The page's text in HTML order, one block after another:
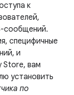
к
сообщений.
специфичные
и
Store, вам
установить
по